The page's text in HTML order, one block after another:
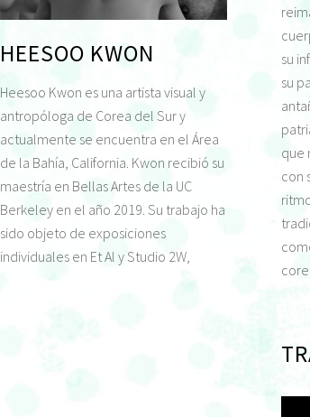
HEESOO KWON
Heesoo Kwon es una artista visual y
antropóloga de Corea del Sur y
actualmente se encuentra en el Área
de la Bahía, California. Kwon recibió su
maestría en Bellas Artes de la UC
Berkeley en el año 2019. Su trabajo ha
sido objeto de exposiciones
individuales en Et Al y Studio 2W,
su
su
que
con